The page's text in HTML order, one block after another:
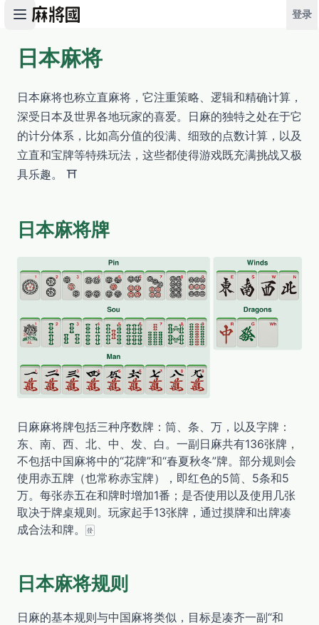
登录
开始游戏
日本麻将
日本麻将也称立直麻将，它注重策略、逻辑和精确计算，
深受日本及世界各地玩家的喜爱。日麻的独特之处在于它
的计分体系，比如高分值的役满、细致的点数计算，以及
立直和宝牌等特殊玩法，这些都使得游戏既充满挑战又极
具乐趣。 ⛩️
日本麻将牌
日麻麻将牌包括三种序数牌：筒、条、万，以及字牌：
东、南、西、北、中、发、白。一副日麻共有136张牌，
不包括中国麻将中的“花牌”和“春夏秋冬”牌。部分规则会
使用赤五牌（也常称赤宝牌），即红色的5筒、5条和5
万。每张赤五在和牌时增加1番；是否使用以及使用几张
取决于牌桌规则。玩家起手13张牌，通过摸牌和出牌凑
成合法和牌。🀅
日本麻将规则
日麻的基本规则与中国麻将类似，目标是凑齐一副“和